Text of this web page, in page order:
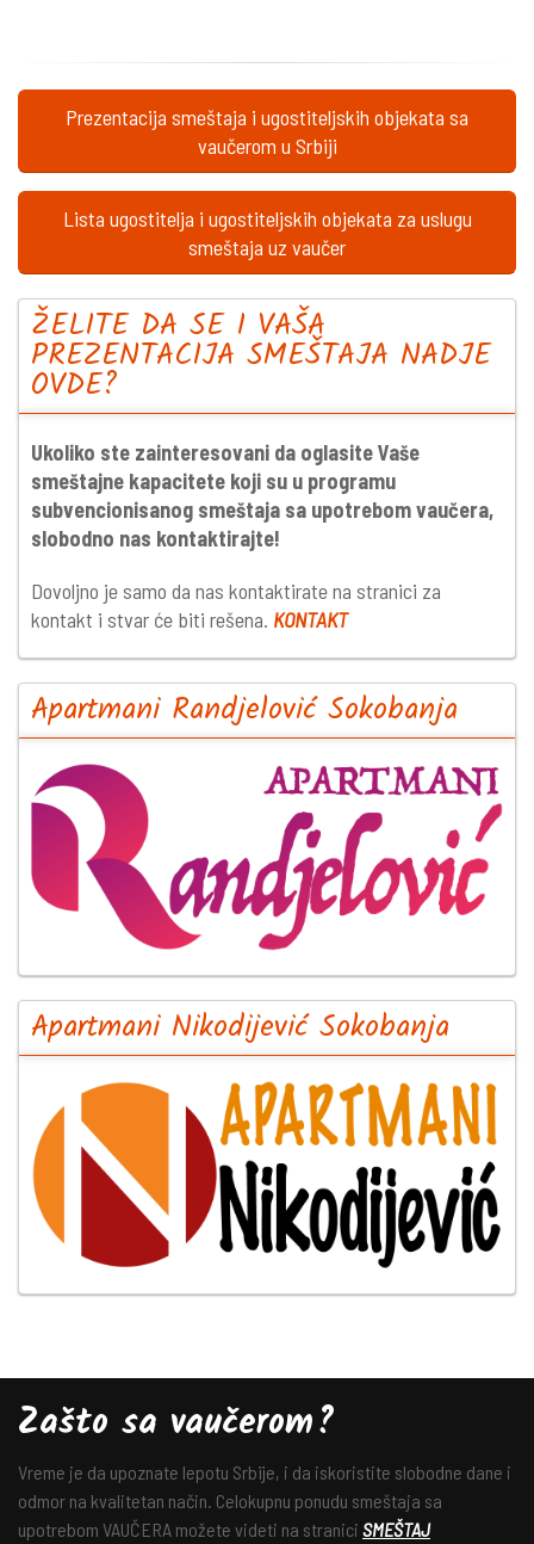
Prezentacija smeštaja i ugostiteljskih objekata sa
vaučerom u Srbiji
Lista ugostitelja i ugostiteljskih objekata za uslugu
smeštaja uz vaučer
ŽELITE DA SE I VAŠA
PREZENTACIJA SMEŠTAJA NADJE
OVDE?
Ukoliko ste zainteresovani da oglasite Vaše
smeštajne kapacitete koji su u programu
subvencionisanog smeštaja sa upotrebom vaučera,
slobodno nas kontaktirajte!
Dovoljno je samo da nas kontaktirate na stranici za
kontakt i stvar će biti rešena. KONTAKT
Apartmani Randjelović Sokobanja
Apartmani Nikodijević Sokobanja
Zašto sa vaučerom?
Vreme je da upoznate lepotu Srbije, i da iskoristite slobodne dane i
odmor na kvalitetan način. Celokupnu ponudu smeštaja sa
upotrebom VAUČERA možete videti na stranici SMEŠTAJ